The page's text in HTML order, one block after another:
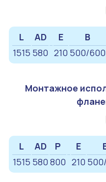
L AD E B
1515 580 210 500/600
Монтажное
L AD P E
1515 580 800 210